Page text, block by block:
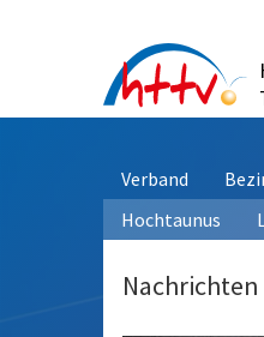
Verband
Hochtaunus